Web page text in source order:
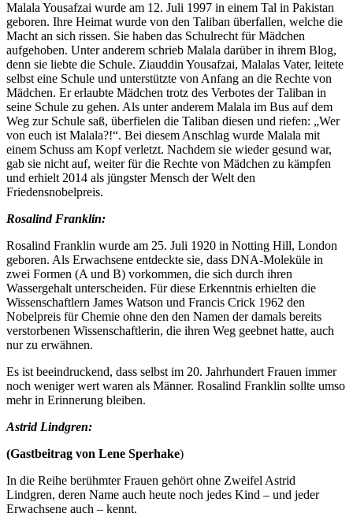
Malala Yousafzai wurde am 12. Juli 1997 in einem Tal in Pakistan
geboren. Ihre Heimat wurde von den Taliban überfallen, welche die
Macht an sich rissen. Sie haben das Schulrecht für Mädchen
aufgehoben. Unter anderem schrieb Malala darüber in ihrem Blog,
denn sie liebte die Schule. Ziauddin Yousafzai, Malalas Vater, leitete
selbst eine Schule und unterstützte von Anfang an die Rechte von
Mädchen. Er erlaubte Mädchen trotz des Verbotes der Taliban in
seine Schule zu gehen. Als unter anderem Malala im Bus auf dem
Weg zur Schule saß, überfielen die Taliban diesen und riefen: „Wer
von euch ist Malala?!“. Bei diesem Anschlag wurde Malala mit
einem Schuss am Kopf verletzt. Nachdem sie wieder gesund war,
gab sie nicht auf, weiter für die Rechte von Mädchen zu kämpfen
und erhielt 2014 als jüngster Mensch der Welt den
Friedensnobelpreis.
Rosalind Franklin:
Rosalind Franklin wurde am 25. Juli 1920 in Notting Hill, London
geboren. Als Erwachsene entdeckte sie, dass DNA-Moleküle in
zwei Formen (A und B) vorkommen, die sich durch ihren
Wassergehalt unterscheiden. Für diese Erkenntnis erhielten die
Wissenschaftlern James Watson und Francis Crick 1962 den
Nobelpreis für Chemie ohne den den Namen der damals bereits
verstorbenen Wissenschaftlerin, die ihren Weg geebnet hatte, auch
nur zu erwähnen.
Es ist beeindruckend, dass selbst im 20. Jahrhundert Frauen immer
noch weniger wert waren als Männer. Rosalind Franklin sollte umso
mehr in Erinnerung bleiben.
Astrid Lindgren:
(Gastbeitrag von Lene Sperhake)
In die Reihe berühmter Frauen gehört ohne Zweifel Astrid
Lindgren, deren Name auch heute noch jedes Kind – und jeder
Erwachsene auch – kennt.